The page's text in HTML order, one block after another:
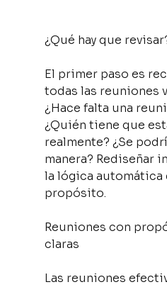
¿Qué hay que
El primer paso es
todas las reuniones
¿Hace falta una
¿Quién tiene que
realmente? ¿Se
manera? Rediseñar
la lógica automática
propósito.
Reuniones con
claras
Las reuniones